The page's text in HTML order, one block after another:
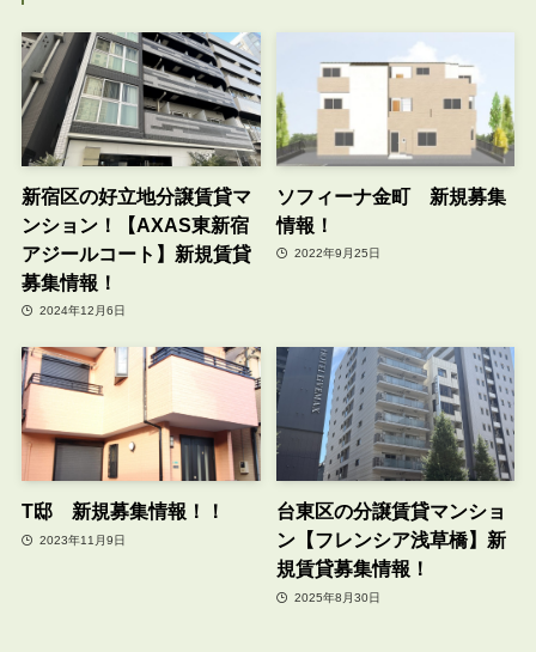
新宿区の好立地分譲賃貸マ
ンション！【AXAS東新宿
アジールコート】新規賃貸
募集情報！
2024年12月6日
ソフィーナ金町 新規募集
情報！
2022年9月25日
T邸 新規募集情報！！
2023年11月9日
台東区の分譲賃貸マンショ
ン【フレンシア浅草橋】新
規賃貸募集情報！
2025年8月30日